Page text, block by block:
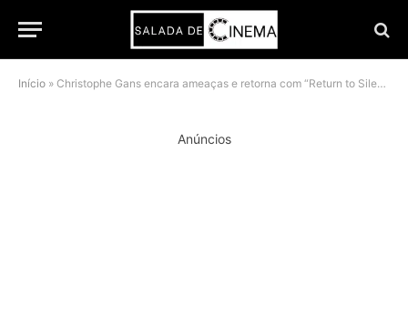
Início » Christophe Gans encara ameaças e retorna com “Return to Silent Hill” apostando em elenco renovado
Anúncios